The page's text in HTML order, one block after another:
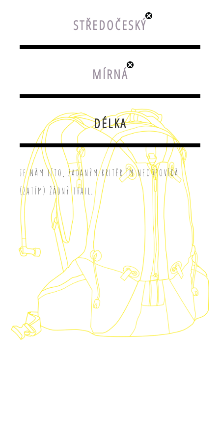
STŘEDOČESKÝ
MÍRNÁ
DÉLKA
Je nám líto, zadaným kritériím neodpovídá
(zatím) žádný trail.